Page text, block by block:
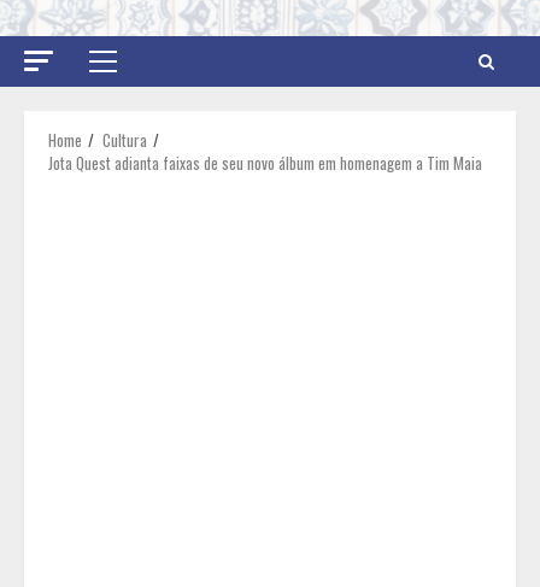
Primary
Home
Cultura
Jota Quest adianta faixas de seu novo álbum em homenagem a Tim Maia